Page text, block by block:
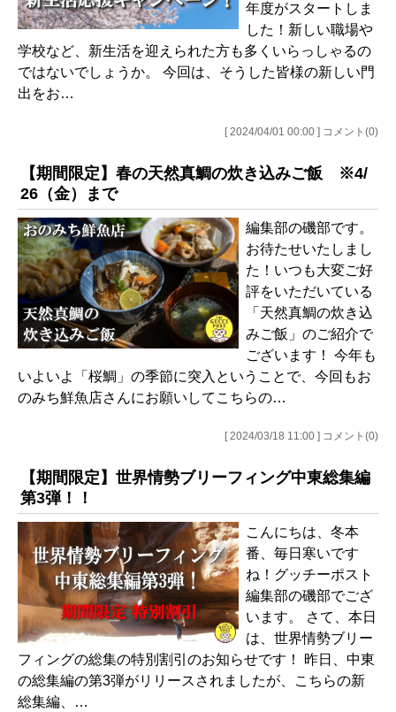
年度がスタートしま
した！新しい職場や
学校など、新生活を迎えられた方も多くいらっしゃるの
ではないでしょうか。 今回は、そうした皆様の新しい門
出をお…
[ 2024/04/01 00:00 ] コメント(0)
【期間限定】春の天然真鯛の炊き込みご飯 ※4/
26（金）まで
編集部の磯部です。
お待たせいたしまし
た！いつも大変ご好
評をいただいている
「天然真鯛の炊き込
みご飯」のご紹介で
ございます！ 今年も
いよいよ「桜鯛」の季節に突入ということで、今回もお
のみち鮮魚店さんにお願いしてこちらの…
[ 2024/03/18 11:00 ] コメント(0)
【期間限定】世界情勢ブリーフィング中東総集編
第3弾！！
こんにちは、冬本
番、毎日寒いです
ね！グッチーポスト
編集部の磯部でござ
います。 さて、本日
は、世界情勢ブリー
フィングの総集の特別割引のお知らせです！ 昨日、中東
の総集編の第3弾がリリースされましたが、こちらの新
総集編、…